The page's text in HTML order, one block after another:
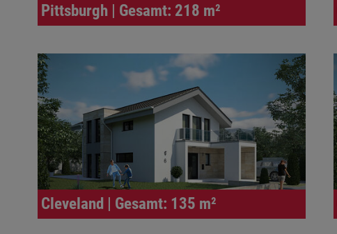
Pittsburgh | Gesamt: 218 m²
Cleveland | Gesamt: 135 m²